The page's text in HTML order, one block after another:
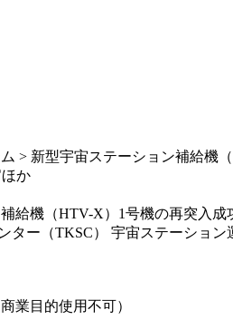
> 新型宇宙ステーション補給機
か
給機（HTV-X）1号機の再突入
ター（TKSC） 宇宙ステーション
業目的使用不可）